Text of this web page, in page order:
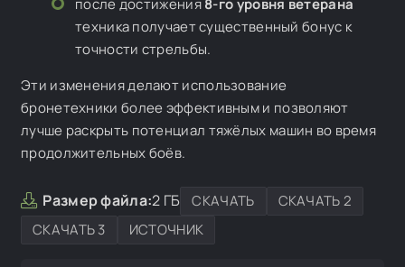
после достижения8-го уровня ветерана
техника получает существенный бонус к
точности стрельбы.
Эти изменения делают использование
бронетехники более эффективным и позволяют
лучше раскрыть потенциал тяжёлых машин во время
продолжительных боёв.
Размер файла:2 ГБ СКАЧАТЬ
СКАЧАТЬ 2
СКАЧАТЬ 3
ИСТОЧНИК